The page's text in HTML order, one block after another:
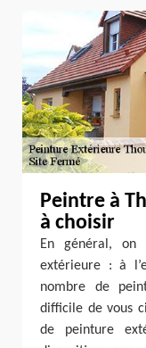
Peintre à
à choisir
En général, on
extérieure : à
nombre de
difficile de vous
de peinture